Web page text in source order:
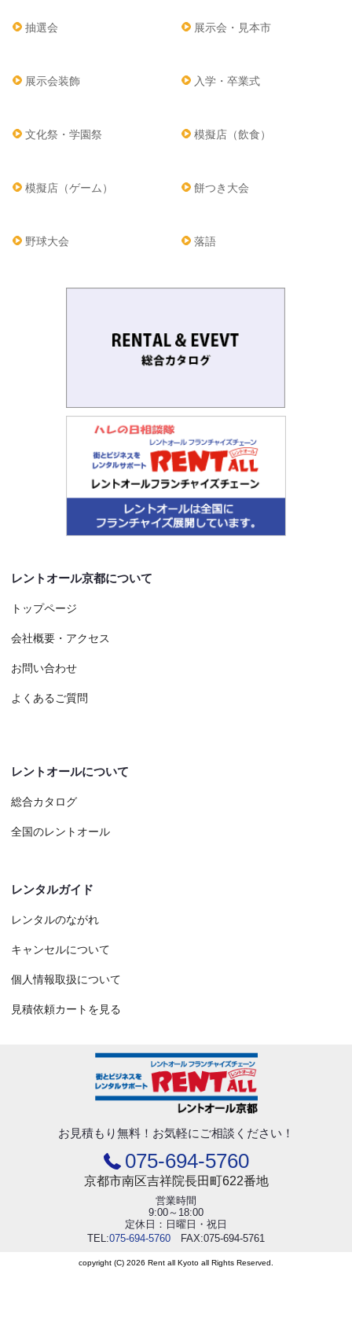
抽選会 展示会・見本市
展示会装飾 入学・卒業式
文化祭・学園祭 模擬店（飲食）
模擬店（ゲーム） 餅つき大会
野球大会 落語
レントオール京都について
トップページ
会社概要・アクセス
お問い合わせ
よくあるご質問
レントオールについて
総合カタログ
全国のレントオール
レンタルガイド
レンタルのながれ
キャンセルについて
個人情報取扱について
見積依頼カートを見る
お見積もり無料！ お気軽にご相談ください！
075-694-5760
京都市南区吉祥院長田町622番地
営業時間
9:00～18:00
定休日：日曜日・祝日
TEL:075-694-5760 FAX:075-694-5761
copyright (C) 2026 Rent all Kyoto all Rights Reserved.